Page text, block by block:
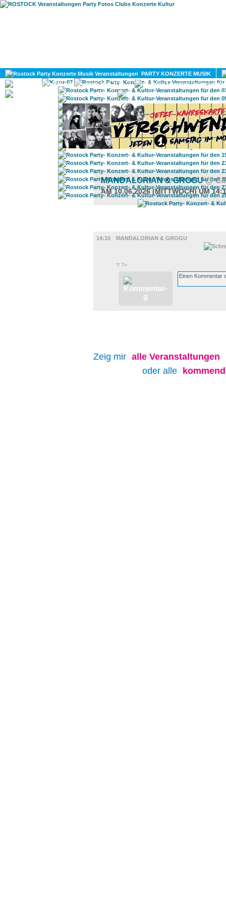
PARTY KONZERTE MUSIK
KULTUR
GAY
MANDALORIAN & GROGU@
AM 10.06.2026 (MITTWOCH) UM
14:10
MANDALORIAN & GROGU
*/ ?>
Zeig mir alle Veranstaltungen
oder alle